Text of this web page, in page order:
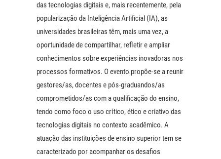
das tecnologias digitais e, mais recentemente, pela
popularização da Inteligência Artificial (IA), as
universidades brasileiras têm, mais uma vez, a
oportunidade de compartilhar, refletir e ampliar
conhecimentos sobre experiências inovadoras nos
processos formativos. O evento propõe-se a reunir
gestores/as, docentes e pós-graduandos/as
comprometidos/as com a qualificação do ensino,
tendo como foco o uso crítico, ético e criativo das
tecnologias digitais no contexto acadêmico. A
atuação das instituições de ensino superior tem se
caracterizado por acompanhar os desafios